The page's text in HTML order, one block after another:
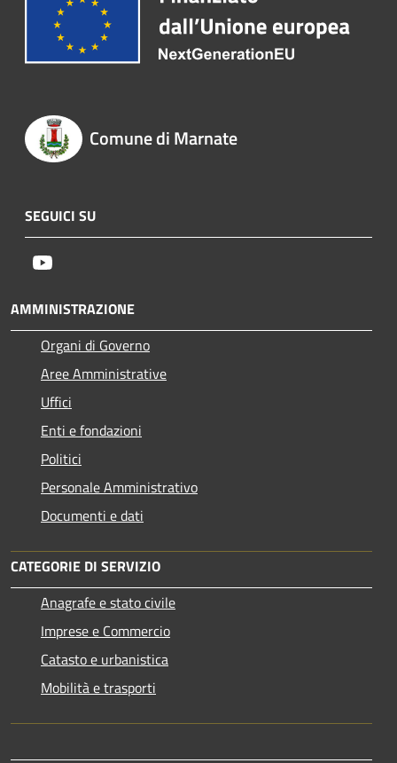
Comune di Marnate
SEGUICI SU
AMMINISTRAZIONE
Organi di Governo
Aree Amministrative
Uffici
Enti e fondazioni
Politici
Personale Amministrativo
Documenti e dati
CATEGORIE DI SERVIZIO
Anagrafe e stato civile
Imprese e Commercio
Catasto e urbanistica
Mobilità e trasporti